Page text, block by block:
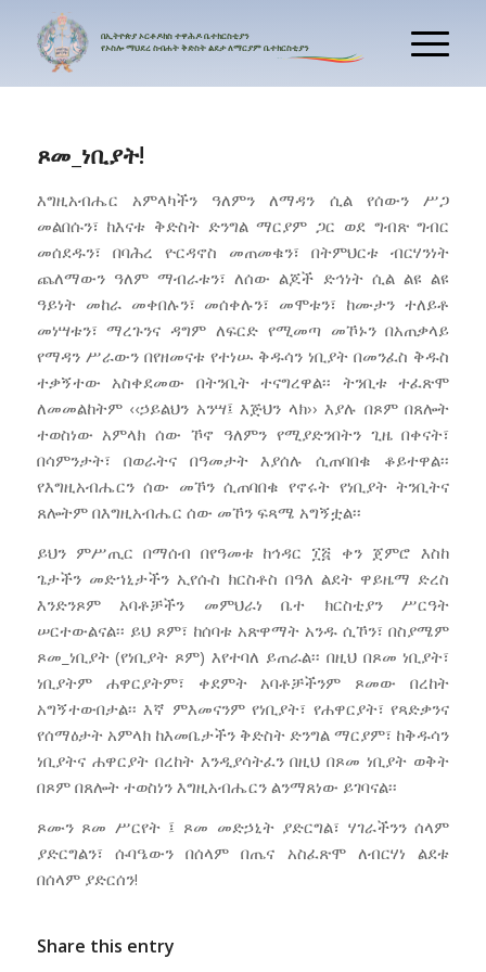
በኢትዮጵያ ኦርቶዶክስ ተዋሕዶቤተክርስቲያን
የኦስሎማህደረ ስብሐት ቅድስት ልደታለማርያም ቤተክርስቲያን
ጾመ_ነቢያት!
እግዚአብሔር አምላካችን ዓለምን ለማዳን ሲል የሰውን ሥጋ
መልበሱን፣ ከእናቱ ቅድስት ድንግል ማርያም ጋር ወደ ግብጽ ግብር
መሰደዱን፣ በባሕረ ዮርዳኖስ መጠመቁን፣ በትምህርቱ ብርሃንነት
ጨለማውን ዓለም ማብራቱን፣ ለሰው ልጆች ድኅነት ሲል ልዩ ልዩ
ዓይነት መከራ መቀበሉን፣ መሰቀሉን፣ መሞቱን፣ ከሙታን ተለይቶ
መነሣቱን፣ ማረጉንና ዳግም ለፍርድ የሚመጣ መኾኑን በአጠቃላይ
የማዳን ሥራውን በየዘመናቱ የተነሡ ቅዱሳን ነቢያት በመንፈስ ቅዱስ
ተቃኝተው አስቀደመው በትንቢት ተናግረዋል፡፡ ትንቢቱ ተፈጽሞ
ለመመልከትም ‹‹ኃይልህን አንሣ፤ እጅህን ላክ›› እያሉ በጾም በጸሎት
ተወስነው አምላክ ሰው ኾኖ ዓለምን የሚያድንበትን ጊዜ በቀናት፣
በሳምንታት፣ በወራትና በዓመታት እያሰሉ ሲጠባበቁ ቆይተዋል፡፡
የእግዚአብሔርን ሰው መኾን ሲጠባበቁ የኖሩት የነቢያት ትንቢትና
ጸሎትም በእግዚአብሔር ሰው መኾን ፍጻሜ አግኝቷል፡፡
ይህን ምሥጢር በማሰብ በየዓመቱ ከኅዳር ፲፭ ቀን ጀምሮ እስከ
ጌታችን መድኀኒታችን ኢየሱስ ክርስቶስ በዓለ ልደት ዋይዜማ ድረስ
እንድንጾም አባቶቻችን መምህራነ ቤተ ክርስቲያን ሥርዓት
ሠርተውልናል፡፡ ይህ ጾም፣ ከሰባቱ አጽዋማት አንዱ ሲኾን፣ በስያሜም
ጾመ_ነቢያት (የነቢያት ጾም) እየተባለ ይጠራል፡፡ በዚህ በጾመ ነቢያት፣
ነቢያትም ሐዋርያትም፣ ቀደምት አባቶቻችንም ጾመው በረከት
አግኝተውበታል፡፡ እኛ ምእመናንም የነቢያት፣ የሐዋርያት፣ የጻድቃንና
የሰማዕታት አምላክ ከእመቤታችን ቅድስት ድንግል ማርያም፣ ከቅዱሳን
ነቢያትና ሐዋርያት በረከት እንዲያሳትፈን በዚህ በጾመ ነቢያት ወቅት
በጾም በጸሎት ተወስነን እግዚአብሔርን ልንማጸነው ይገባናል፡፡
ጾሙን ጾመ ሥርየት ፤ ጾመ መድኃኒት ያድርግል፣ ሃገራችንን ሰላም
ያድርግልን፣ ሱባዔውን በሰላም በጤና አስፈጽሞ ለብርሃነ ልደቱ
በሰላም ያድርሰን!
Share this entry